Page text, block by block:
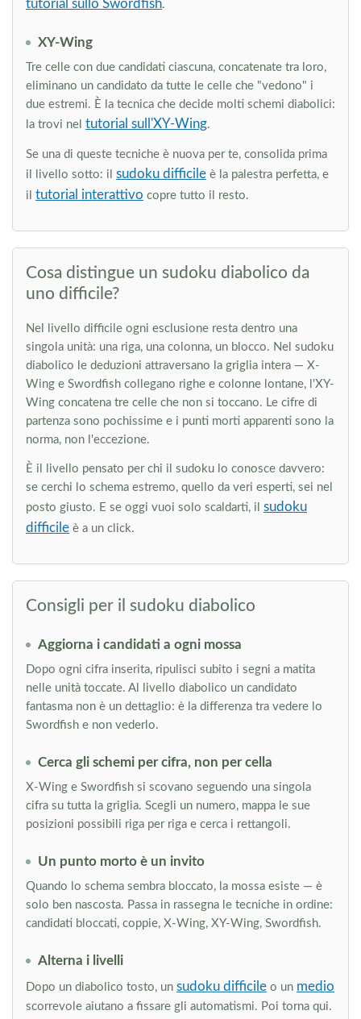
tutorial sullo Swordfish.
XY-Wing
Tre celle con due candidati ciascuna, concatenate tra loro,
eliminano un candidato da tutte le celle che "vedono" i
due estremi. È la tecnica che decide molti schemi diabolici:
la trovi nel tutorial sull'XY-Wing.
Se una di queste tecniche è nuova per te, consolida prima
il livello sotto: il sudoku difficile è la palestra perfetta, e
il tutorial interattivo copre tutto il resto.
Cosa distingue un sudoku diabolico da
uno difficile?
Nel livello difficile ogni esclusione resta dentro una
singola unità: una riga, una colonna, un blocco. Nel sudoku
diabolico le deduzioni attraversano la griglia intera — X-
Wing e Swordfish collegano righe e colonne lontane, l'XY-
Wing concatena tre celle che non si toccano. Le cifre di
partenza sono pochissime e i punti morti apparenti sono la
norma, non l'eccezione.
È il livello pensato per chi il sudoku lo conosce davvero:
se cerchi lo schema estremo, quello da veri esperti, sei nel
posto giusto. E se oggi vuoi solo scaldarti, il sudoku
difficile è a un click.
Consigli per il sudoku diabolico
Aggiorna i candidati a ogni mossa
Dopo ogni cifra inserita, ripulisci subito i segni a matita
nelle unità toccate. Al livello diabolico un candidato
fantasma non è un dettaglio: è la differenza tra vedere lo
Swordfish e non vederlo.
Cerca gli schemi per cifra, non per cella
X-Wing e Swordfish si scovano seguendo una singola
cifra su tutta la griglia. Scegli un numero, mappa le sue
posizioni possibili riga per riga e cerca i rettangoli.
Un punto morto è un invito
Quando lo schema sembra bloccato, la mossa esiste — è
solo ben nascosta. Passa in rassegna le tecniche in ordine:
candidati bloccati, coppie, X-Wing, XY-Wing, Swordfish.
Alterna i livelli
Dopo un diabolico tosto, un sudoku difficile o un medio
scorrevole aiutano a fissare gli automatismi. Poi torna qui.